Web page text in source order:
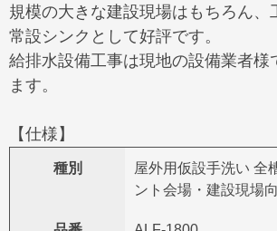
規模の大きな建設現場はもちろん、
常設シンクとして好評です。
給排水設備工事は現地の設備業者様
ます。
【仕様】
種別
屋外用仮設手洗い 全
ント会場・建設現場